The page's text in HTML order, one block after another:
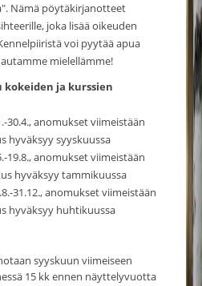
Nämä pöytäkirjanotteet
joka lisää oikeuden
voi pyytää apua
mielellämme!
ja kurssien
30.4., anomukset viimeistään
hyväksyy syyskuussa
19.8., anomukset viimeistään
hyväksyy tammikuussa
31.12., anomukset viimeistään
hyväksyy huhtikuussa
syyskuun viimeiseen
15 kk ennen näyttelyvuotta